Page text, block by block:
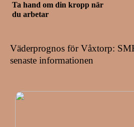
Ta hand om din kropp när
du arbetar
Väderprognos för Våxtorp:
senaste informationen